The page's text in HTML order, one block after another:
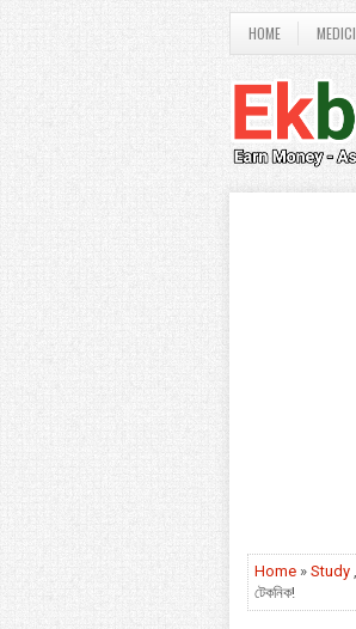
HOME
Home » Study ,
টেকনিক!